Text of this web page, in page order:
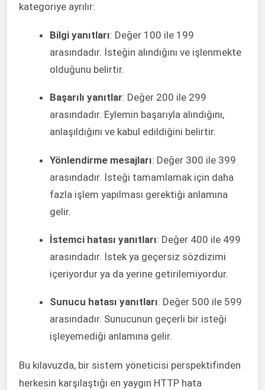
kategoriye ayrılır:
Bilgi yanıtları: Değer 100 ile 199
arasındadır. İsteğin alındığını ve işlenmekte
olduğunu belirtir.
Başarılı yanıtlar: Değer 200 ile 299
arasındadır. Eylemin başarıyla alındığını,
anlaşıldığını ve kabul edildiğini belirtir.
Yönlendirme mesajları: Değer 300 ile 399
arasındadır. İsteği tamamlamak için daha
fazla işlem yapılması gerektiği anlamına
gelir.
İstemci hatası yanıtları: Değer 400 ile 499
arasındadır. İstek ya geçersiz sözdizimi
içeriyordur ya da yerine getirilemiyordur.
Sunucu hatası yanıtları: Değer 500 ile 599
arasındadır. Sunucunun geçerli bir isteği
işleyemediği anlamına gelir.
Bu kılavuzda, bir sistem yöneticisi perspektifinden
herkesin karşılaştığı en yaygın HTTP hata